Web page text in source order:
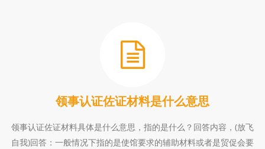
领事认证佐证材料是什么意思
领事认证佐证材料具体是什么意思，指的是什么？回答内容，(放飞
自我)回答：一般情况下指的是使馆要求的辅助材料或者是贸促会要